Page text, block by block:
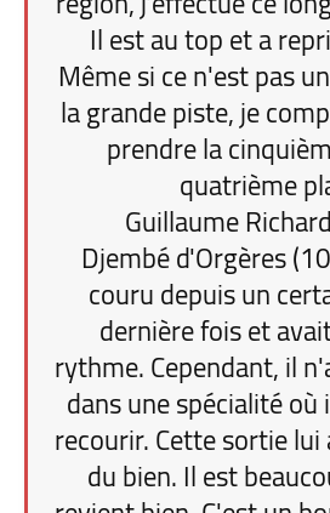
Il est au top et a
Même si ce n'est pas
la grande piste, je
prendre la
quatrième
Guillaume
Djembé d'Orgères
couru depuis un
dernière fois et
rythme. Cependant, il
dans une spécialité
recourir. Cette sortie
du bien. Il est